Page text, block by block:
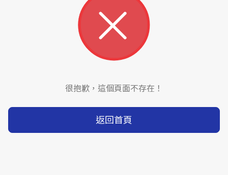
很抱歉，這個頁面不存在！
返回首頁